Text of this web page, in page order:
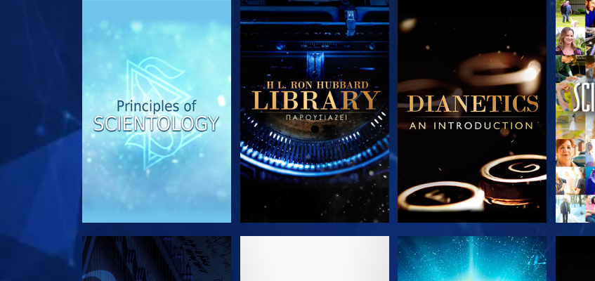
ΕΞΕΡΕΥΝΗΣΤΕ ΤΗ ΣΕΙΡΑ ΕΞΕΡΕΥΝΗΣΤΕ ΤΗ ΣΕΙΡΑ ΕΞΕΡΕΥΝΗΣΤΕ ΤΗ ΣΕΙΡΑ
ΠΑΡΑΚΟΛΟΥΘΗΣΤΕ ΠΑΡΑΚΟΛΟΥΘΗΣΤΕ